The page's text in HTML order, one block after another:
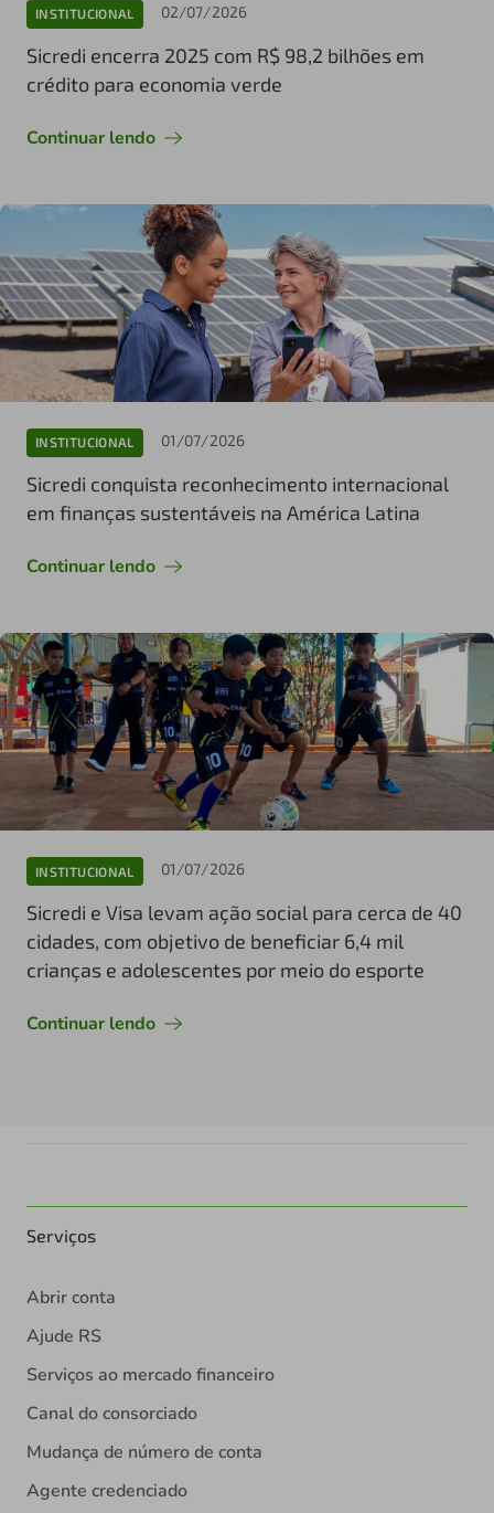
INSTITUCIONAL 02/07/2026
Sicredi encerra 2025 com R$ 98,2 bilhões em
crédito para economia verde
Continuar lendo
INSTITUCIONAL 01/07/2026
Sicredi conquista reconhecimento internacional
em finanças sustentáveis na América Latina
Continuar lendo
INSTITUCIONAL 01/07/2026
Sicredi e Visa levam ação social para cerca de 40
cidades, com objetivo de beneficiar 6,4 mil
crianças e adolescentes por meio do esporte
Continuar lendo
Serviços
Abrir conta
Ajude RS
Serviços ao mercado financeiro
Canal do consorciado
Mudança de número de conta
Agente credenciado